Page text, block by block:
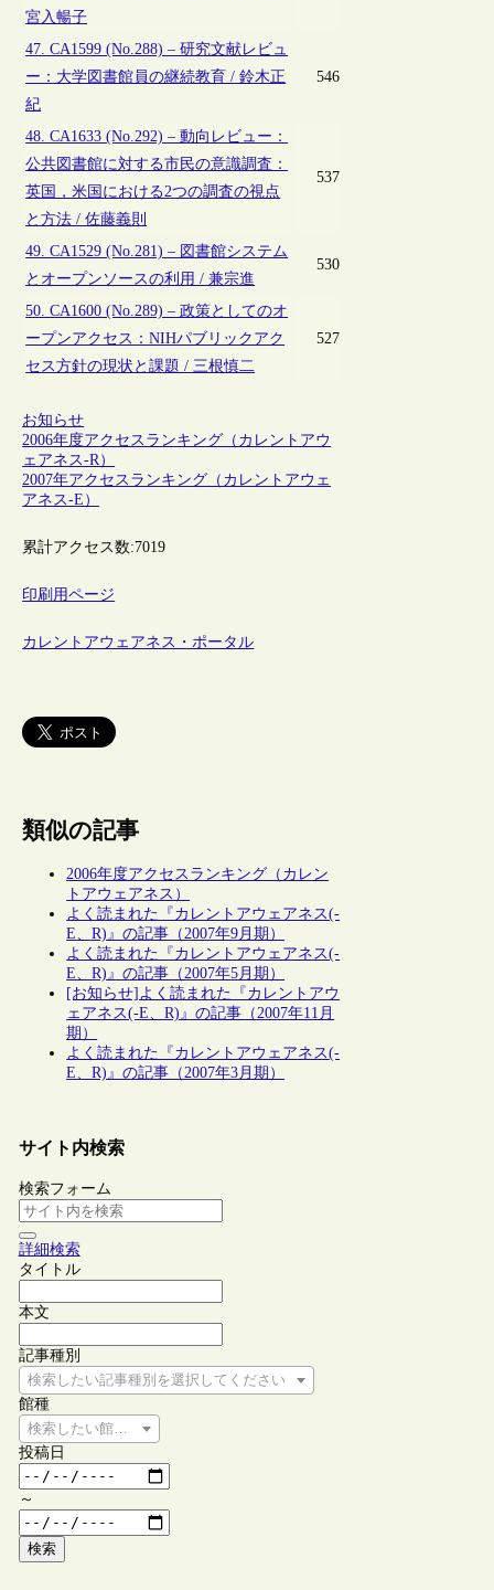
宮入暢子
47. CA1599 (No.288) – 研究文献レビュ
ー：大学図書館員の継続教育 / 鈴木正
紀
546
48. CA1633 (No.292) – 動向レビュー：
公共図書館に対する市民の意識調査：
英国，米国における2つの調査の視点
と方法 / 佐藤義則
537
49. CA1529 (No.281) – 図書館システム
とオープンソースの利用 / 兼宗進
530
50. CA1600 (No.289) – 政策としてのオ
ープンアクセス：NIHパブリックアク
セス方針の現状と課題 / 三根慎二
527
お知らせ
2006年度アクセスランキング（カレントアウ
ェアネス-R）
2007年アクセスランキング（カレントアウェ
アネス-E）
累計アクセス数:7019
印刷用ページ
カレントアウェアネス・ポータル
類似の記事
2006年度アクセスランキング（カレン
トアウェアネス）
よく読まれた『カレントアウェアネス(-
E、R)』の記事（2007年9月期）
よく読まれた『カレントアウェアネス(-
E、R)』の記事（2007年5月期）
[お知らせ]よく読まれた『カレントアウ
ェアネス(-E、R)』の記事（2007年11月
期）
よく読まれた『カレントアウェアネス(-
E、R)』の記事（2007年3月期）
サイト内検索
検索フォーム
詳細検索
タイトル
本文
記事種別
検索したい記事種別を選択してください
館種
検索したい館種を選択してください
投稿日
～
検索